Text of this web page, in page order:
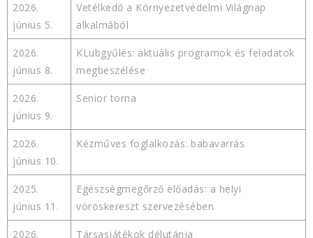
2026.
június 5.
Vetélkedő a Környezetvédelmi Világnap
alkalmából
2026.
június 8.
KLubgyűlés: aktuális programok és feladatok
megbeszélése
2026.
június 9.
Senior torna
2026.
június 10.
Kézműves foglalkozás: babavarrás
2025.
június 11.
Egészségmegőrző előadás: a helyi
vöröskereszt szervezésében
2026.
Társasjátékok délutánja